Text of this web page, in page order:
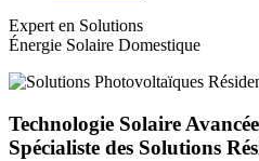
Expert en Solutions
Énergie Solaire Domestique
Technologie Solaire Avancée
Spécialiste des Solutions